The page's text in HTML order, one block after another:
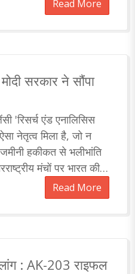
Read More
सरकार ने सौंपा
'रिसर्च एंड एनालिसिस
नेतृत्व मिला है, जो न
हकीकत से भलीभांति
मंचों पर भारत की
देने में भी अ..Read More
: AK-203 राइफल